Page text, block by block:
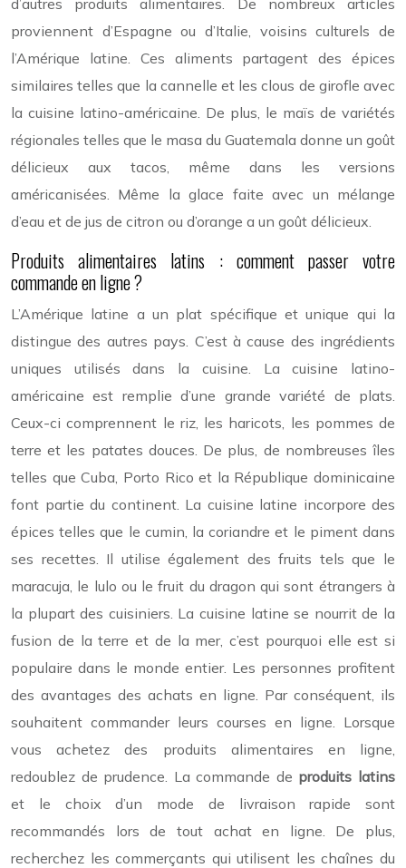
proviennent d’Espagne ou d’Italie, voisins culturels de
l’Amérique latine. Ces aliments partagent des épices
similaires telles que la cannelle et les clous de girofle avec
la cuisine latino-américaine. De plus, le maïs de variétés
régionales telles que le masa du Guatemala donne un goût
délicieux aux tacos, même dans les versions
américanisées. Même la glace faite avec un mélange
d’eau et de jus de citron ou d’orange a un goût délicieux.
Produits alimentaires latins : comment passer votre
commande en ligne ?
L’Amérique latine a un plat spécifique et unique qui la
distingue des autres pays. C’est à cause des ingrédients
uniques utilisés dans la cuisine. La cuisine latino-
américaine est remplie d’une grande variété de plats.
Ceux-ci comprennent le riz, les haricots, les pommes de
terre et les patates douces. De plus, de nombreuses îles
telles que Cuba, Porto Rico et la République dominicaine
font partie du continent. La cuisine latine incorpore des
épices telles que le cumin, la coriandre et le piment dans
ses recettes. Il utilise également des fruits tels que le
maracuja, le lulo ou le fruit du dragon qui sont étrangers à
la plupart des cuisiniers. La cuisine latine se nourrit de la
fusion de la terre et de la mer, c’est pourquoi elle est si
populaire dans le monde entier. Les personnes profitent
des avantages des achats en ligne. Par conséquent, ils
souhaitent commander leurs courses en ligne. Lorsque
vous achetez des produits alimentaires en ligne,
redoublez de prudence. La commande de produits latins
et le choix d’un mode de livraison rapide sont
recommandés lors de tout achat en ligne. De plus,
recherchez les commerçants qui utilisent les chaînes du